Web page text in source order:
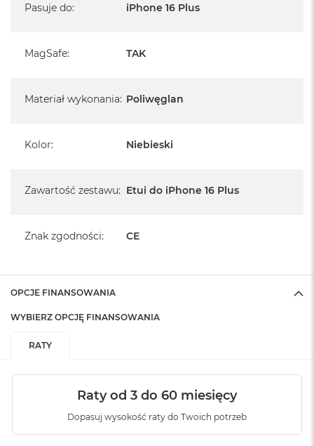
Pasuje do: iPhone 16 Plus
MagSafe: TAK
Materiał wykonania: Poliwęglan
Kolor: Niebieski
Zawartość zestawu: Etui do iPhone 16 Plus
Znak zgodności: CE
OPCJE FINANSOWANIA
WYBIERZ OPCJĘ FINANSOWANIA
RATY
Raty od 3 do 60 miesięcy
Dopasuj wysokość raty do Twoich potrzeb